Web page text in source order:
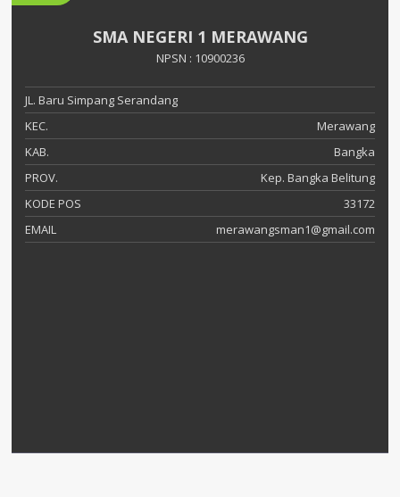
SMA NEGERI 1 MERAWANG
NPSN : 10900236
JL. Baru Simpang Serandang
KEC.
Merawang
KAB.
Bangka
PROV.
Kep. Bangka Belitung
KODE POS
33172
EMAIL
merawangsman1@gmail.com